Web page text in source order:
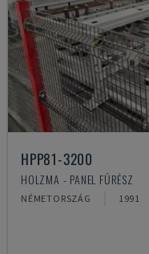
HPP81-3200
HOLZMA - PANEL FŰRÉSZ
NÉMETORSZÁG 1991